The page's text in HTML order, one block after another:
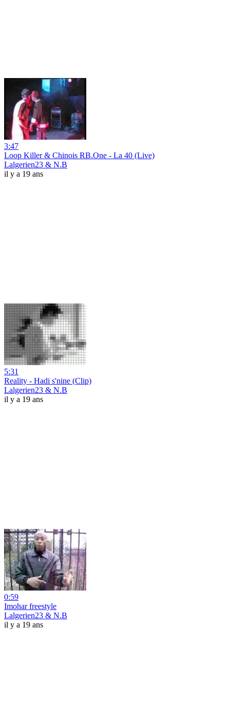
3:47
Loop Killer & Chinois RB.One - La 40 (Live)
Lalgerien23 & N.B
il y a 19 ans
5:31
Reality - Hadi s'nine (Clip)
Lalgerien23 & N.B
il y a 19 ans
0:59
Imohar freestyle
Lalgerien23 & N.B
il y a 19 ans